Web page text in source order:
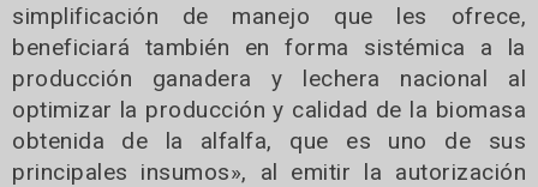
simplificación de manejo que les ofrece,
beneficiará también en forma sistémica a la
producción ganadera y lechera nacional al
optimizar la producción y calidad de la biomasa
obtenida de la alfalfa, que es uno de sus
principales insumos», al emitir la autorización